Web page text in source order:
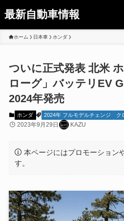
最新自動車情報
ホーム 日本車 ホンダ
ついに正式発表 北米
ローグ」バッテリEV
2024年発売
ホンダ 2024年 フルモデルチェンジ ク
2023年9月29日 KAZU
本ページにはプロモーション
す。